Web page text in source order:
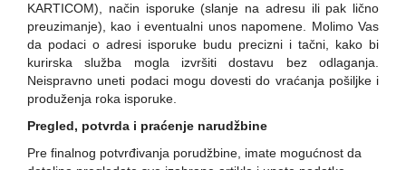
KARTICOM), način isporuke (slanje na adresu ili pak lično
preuzimanje), kao i eventualni unos napomene. Molimo Vas
da podaci o adresi isporuke budu precizni i tačni, kako bi
kurirska služba mogla izvršiti dostavu bez odlaganja.
Neispravno uneti podaci mogu dovesti do vraćanja pošiljke i
produženja roka isporuke.
Pregled, potvrda i praćenje narudžbine
Pre finalnog potvrđivanja porudžbine, imate mogućnost da